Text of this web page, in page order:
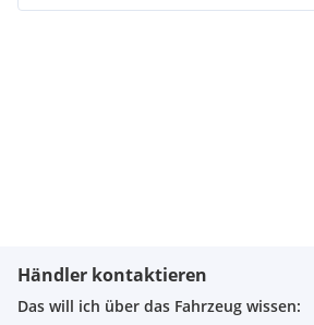
Händler kontaktieren
Das will ich über das Fahrzeug wissen: